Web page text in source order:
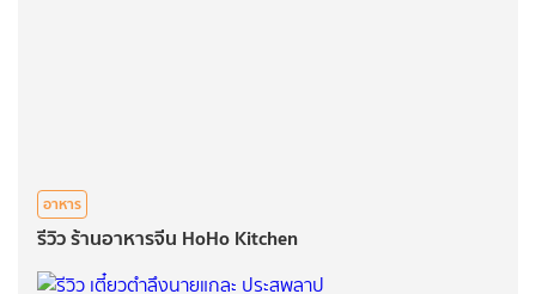
อาหาร
รีวิว ร้านอาหารจีน HoHo Kitchen